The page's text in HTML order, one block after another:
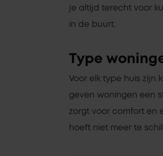
je altijd terecht voor
in de buurt.
Type
Voor elk type huis zijn
geven woningen een
zorgt voor comfort en
hoeft niet meer te